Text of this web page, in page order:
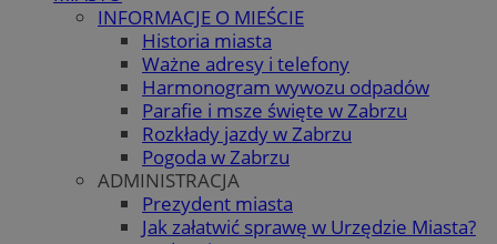
INFORMACJE O MIEŚCIE
Historia miasta
Ważne adresy i telefony
Harmonogram wywozu odpadów
Parafie i msze święte w Zabrzu
Rozkłady jazdy w Zabrzu
Pogoda w Zabrzu
ADMINISTRACJA
Prezydent miasta
Jak załatwić sprawę w Urzędzie Miasta?